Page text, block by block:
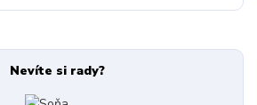
Nevíte si rady?